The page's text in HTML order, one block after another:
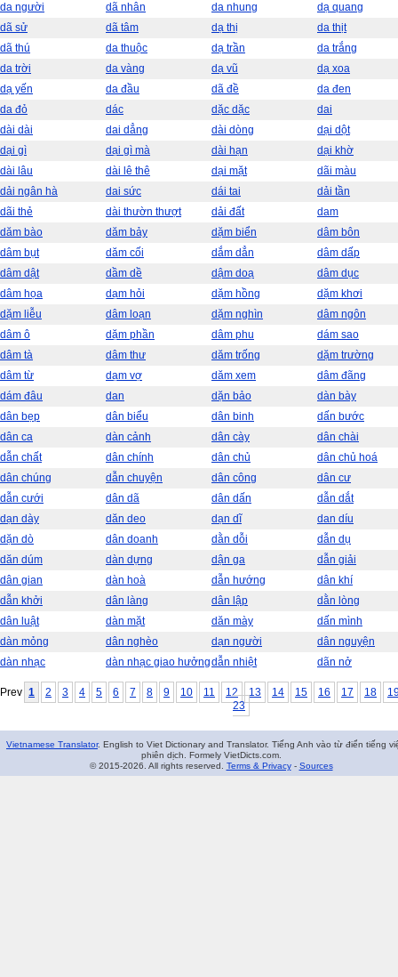
da người
dã nhân da nhung
dạ quang
dã sử
dã tâm dạ thị
da thịt
dã thú
da thuộc dạ trần
da trắng
da trời
da vàng dạ vũ
dạ xoa
dạ yến
da đầu dã đề
da đen
da đỏ
dác dặc dặc
dai
dài dài
dai dẳng dài dòng
dại dột
dại gì
dại gì mà dài hạn
dại khờ
dài lâu
dài lê thê dại mặt
dãi màu
dải ngân hà
dai sức dái tai
dải tần
dãi thẻ
dài thườn thượt dải đất
dam
dăm bào
dăm bảy dặm biển
dâm bôn
dâm bụt
dăm cối dắm dẳn
dâm dấp
dâm dật
dầm dề dậm doạ
dâm dục
dâm họa
dạm hỏi dặm hồng
dặm khơi
dặm liễu
dâm loạn dặm nghìn
dâm ngôn
dâm ô
dặm phần dâm phu
dám sao
dâm tà
dâm thư dăm trống
dặm trường
dâm từ
dạm vợ dăm xem
dâm đãng
dám đâu
dan dặn bảo
dàn bày
dân bẹp
dân biểu dân binh
dấn bước
dân ca
dàn cảnh dân cày
dân chài
dẫn chất
dân chính dân chủ
dân chủ hoá
dân chúng
dẫn chuyện dân công
dân cư
dẫn cưới
dân dã dân dấn
dẫn dắt
dạn dày
dăn deo dạn dĩ
dan díu
dặn dò
dân doanh dằn dỗi
dẫn dụ
dăn dúm
dàn dựng dận ga
dẫn giải
dân gian
dàn hoà dẫn hướng
dân khí
dẫn khởi
dân làng dân lập
dằn lòng
dân luật
dàn mặt dăn mày
dấn mình
dàn mỏng
dân nghèo dạn người
dân nguyện
dàn nhạc
dàn nhạc giao hưởngdẫn nhiệt dãn nở
Prev 1 2 3 4 5 6 7 8 9 10 11 12 13 14 15 16 17 18
23
Vietnamese Translator. English to Viet Dictionary and Translator. Tiếng Anh vào từ điển tiếng
phiên dịch. Formely VietDicts.com.
© 2015-2026. All rights reserved. Terms & Privacy- Sources